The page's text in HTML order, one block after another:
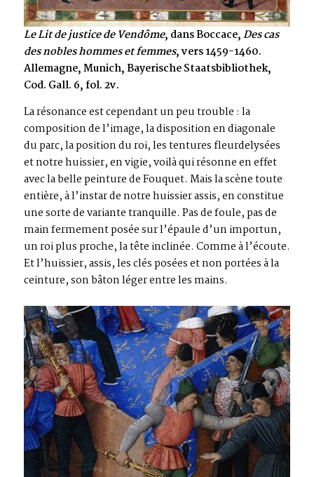
Le Lit de justice de Vendôme, dans Boccace,Des cas
des nobles hommes et femmes, vers 1459-1460.
Allemagne, Munich, Bayerische Staatsbibliothek,
Cod. Gall. 6, fol. 2v.
La résonance est cependant un peu trouble : la
composition de l’image, la disposition en diagonale
du parc, la position du roi, les tentures fleurdelysées
et notre huissier, en vigie, voilà qui résonne en effet
avec la belle peinture de Fouquet. Mais la scène toute
entière, à l’instar de notre huissier assis, en constitue
une sorte de variante tranquille. Pas de foule, pas de
main fermement posée sur l’épaule d’un importun,
un roi plus proche, la tête inclinée. Comme à l’écoute.
Et l’huissier, assis, les clés posées et non portées à la
ceinture, son bâton léger entre les mains.